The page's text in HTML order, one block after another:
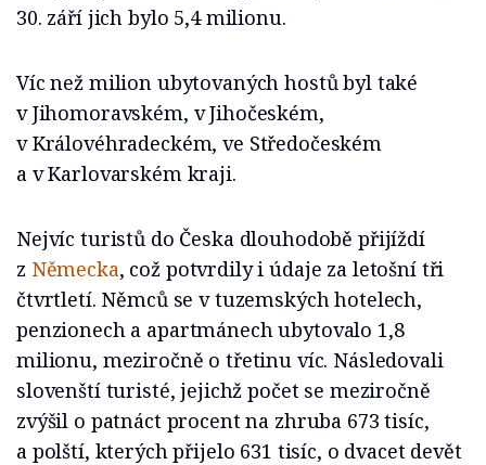
30. září jich bylo 5,4 milionu.
Víc než milion ubytovaných hostů byl také
v Jihomoravském, v Jihočeském,
v Královéhradeckém, ve Středočeském
a v Karlovarském kraji.
Nejvíc turistů do Česka dlouhodobě přijíždí
z Německa, což potvrdily i údaje za letošní tři
čtvrtletí. Němců se v tuzemských hotelech,
penzionech a apartmánech ubytovalo 1,8
milionu, meziročně o třetinu víc. Následovali
slovenští turisté, jejichž počet se meziročně
zvýšil o patnáct procent na zhruba 673 tisíc,
a polští, kterých přijelo 631 tisíc, o dvacet devět